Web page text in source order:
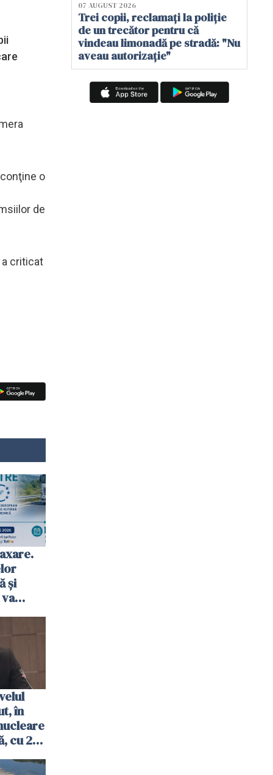
o
de
a criticat
şi
în
cu 2
07 AUGUST 2026
Trei copii, reclamați la poliție
de un trecător pentru că
vindeau limonadă pe stradă: "Nu
aveau autorizație"